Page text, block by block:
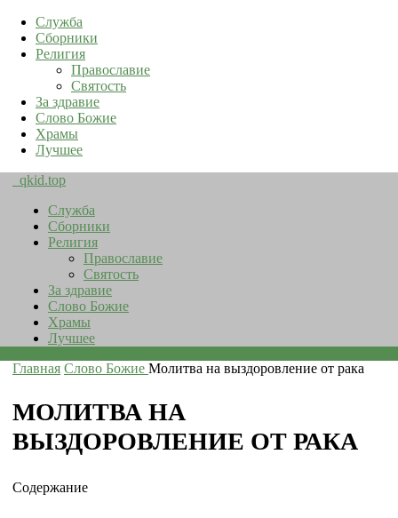
Служба
Сборники
Религия
Православие
Святость
За здравие
Слово Божие
Храмы
Лучшее
qkid.top
Служба
Сборники
Религия
Православие
Святость
За здравие
Слово Божие
Храмы
Лучшее
Главная Слово Божие Молитва на выздоровление от рака
МОЛИТВА НА
ВЫЗДОРОВЛЕНИЕ ОТ РАКА
Содержание